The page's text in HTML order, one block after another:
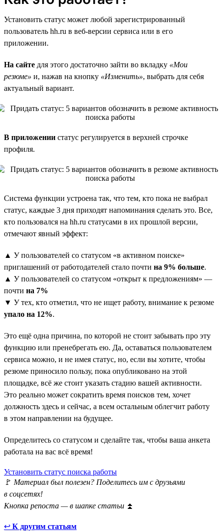
Установить статус может любой зарегистрированный
пользователь hh.ru в веб-версии сервиса или в его
приложении.
На сайте для этого достаточно зайти во вкладку «Мои
резюме» и, нажав на кнопку «Изменить», выбрать для себя
актуальный вариант.
В приложении статус регулируется в верхней строчке
профиля.
Система функции устроена так, что тем, кто пока не выбрал
статус, каждые 3 дня приходят напоминания сделать это. Все,
кто пользовался на hh.ru статусами в их прошлой версии,
отмечают явный эффект:
▲ У пользователей со статусом «в активном поиске»
приглашений от работодателей стало почти на 9% больше.
▲ У пользователей со статусом «открыт к предложениям» —
почти на 7%
▼ У тех, кто отметил, что не ищет работу, внимание к резюме
упало на 12%.
Это ещё одна причина, по которой не стоит забывать про эту
функцию или пренебрегать ею. Да, оставаться пользователем
сервиса можно, и не имея статус, но, если вы хотите, чтобы
резюме приносило пользу, пока опубликовано на этой
площадке, всё же стоит указать стадию вашей активности.
Это реально может сократить время поисков тем, хочет
должность здесь и сейчас, а всем остальным облегчит работу
в этом направлении на будущее.
Определитесь со статусом и сделайте так, чтобы ваша анкета
работала на вас всё время!
Установить статус поиска работы
🚩 Материал был полезен? Поделитесь им с друзьями
в соцсетях!
Кнопка репоста — в шапке статьи ⏫
↩ К другим статьям